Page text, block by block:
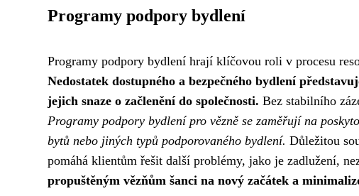
Programy podpory bydlení
Programy podpory bydlení hrají klíčovou roli v procesu
Nedostatek dostupného a bezpečného bydlení
jejich snaze o začlenění do společnosti. Bez stabilního
Programy podpory bydlení pro vězně se zaměřují na
bytů nebo jiných typů podporovaného bydlení. Důležitou
pomáhá klientům řešit další problémy, jako je zadlužení,
propuštěným vězňům šanci na nový začátek a